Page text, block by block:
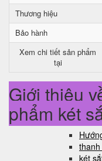
Thương hiệu
Bảo hành
Xem chi tiết sản phẩm
tại
Giới thiệu
phẩm két
két